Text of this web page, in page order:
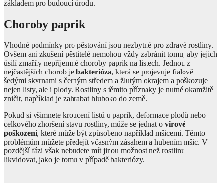
základem pro budoucí úrodu.
Choroby paprik
Vhodné podmínky pro pěstování jsou nezbytné pro zdravé rostliny.
Ovšem ani zkušení pěstitelé nemohou vždy zabránit tomu, aby jejich
úsilí zmařily nepříjemné choroby paprik na listech. Jednou z
nejčastějších chorob je bakterióza, která se projevuje fialově
šedými skvrnami s černým středem a žlutým okrajem a poškozuje
nejen listy, ale i plody. Rostliny s těmito příznaky je nutné okamžitě
zničit, například je zahrabat hluboko do země.
Pokud si všimnete kroucení listů u paprik, deformace plodů nebo
celkového zhoršení stavu rostliny, může se jednat o virové
poškození, které může být způsobeno například mšicemi. Těmto
problémům můžete předejít včasným zásahem a hubením mšic. V
pozdější fázi však nebudete mít jinou možnost než rostlinu
likvidovat, jako je tomu v případě bakteriózy.